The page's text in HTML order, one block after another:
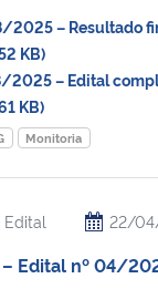
– Resultado
KB)
– Edital
KB)
Monitoria
Edital 22/
Edital nº 04/